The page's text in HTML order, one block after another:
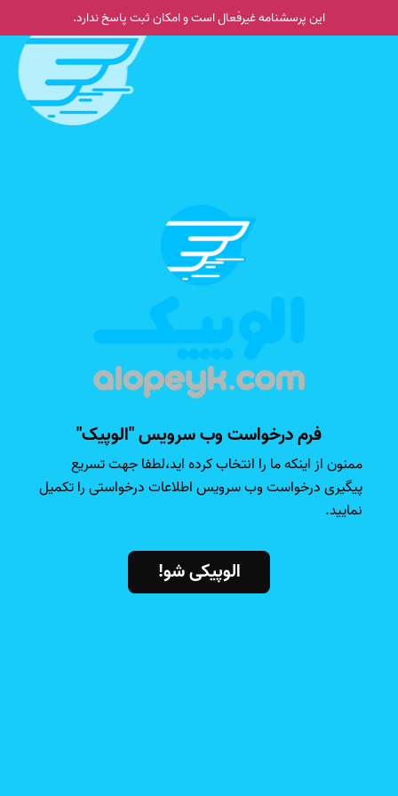
این پرسشنامه غیر‌فعال است و امکان ثبت پاسخ ندارد.
فرم درخواست وب سرویس "الوپیک"
ممنون از اینکه ما را انتخاب کرده اید،لطفا جهت تسریع
پیگیری درخواست وب سرویس اطلاعات درخواستی را تکمیل
نمایید.
الوپیکی شو!